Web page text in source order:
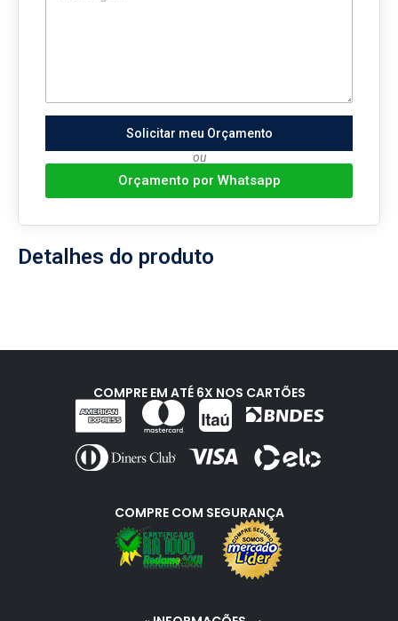
Solicitar meu Orçamento
ou
Orçamento por Whatsapp
Detalhes do produto
COMPRE EM ATÉ 6X NOS CARTÕES
COMPRE COM SEGURANÇA